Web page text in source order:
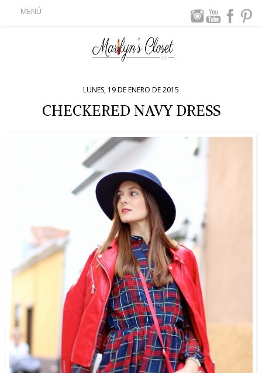
MENÚ
LUNES, 19 DE ENERO DE 2015
CHECKERED NAVY DRESS